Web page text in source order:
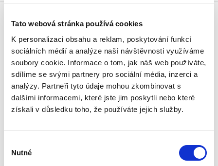
Tato webová stránka používá cookies
K personalizaci obsahu a reklam, poskytování funkcí
sociálních médií a analýze naší návštěvnosti využíváme
soubory cookie. Informace o tom, jak náš web používáte,
sdílíme se svými partnery pro sociální média, inzerci a
analýzy. Partneři tyto údaje mohou zkombinovat s
dalšími informacemi, které jste jim poskytli nebo které
získali v důsledku toho, že používáte jejich služby.
souhlasu
Nutné
Doprava zdarma
Získejte dopravu zdarma
při nákupu nad 1500 Kč.
Tradiční nakladatelství
Působíme na trhu přes 30 let.
Semináře a Konference
Vzdělávejte se s Akademií C. H. Beck.